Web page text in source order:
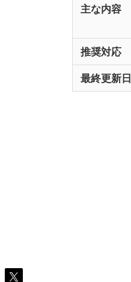
主な内容
推奨対応
最終更新日